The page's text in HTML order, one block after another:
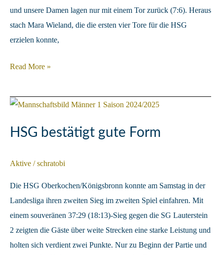
und unsere Damen lagen nur mit einem Tor zurück (7:6). Heraus
stach Mara Wieland, die die ersten vier Tore für die HSG
erzielen konnte,
Auswärtsniederlage
Tabellenzweiten
Read More »
HSG bestätigt gute Form
Aktive /schratobi
Die HSG Oberkochen/Königsbronn konnte am Samstag in der
Landesliga ihren zweiten Sieg im zweiten Spiel einfahren. Mit
einem souveränen 37:29 (18:13)-Sieg gegen die SG Lauterstein
2 zeigten die Gäste über weite Strecken eine starke Leistung und
holten sich verdient zwei Punkte. Nur zu Beginn der Partie und